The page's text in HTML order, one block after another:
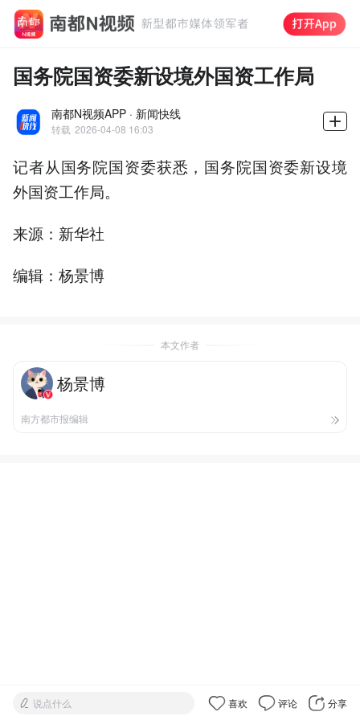
国务院国资委新设境外国资工作局
南都N视频APP · 新闻快线
转载 2026-04-08 16:03
记者从国务院国资委获悉，国务院国资委新设境
外国资工作局。
来源：新华社
编辑：杨景博
本文作者
杨景博
南方都市报编辑
说点什么 喜欢 评论 分享